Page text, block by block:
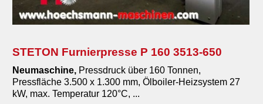
STETON Furnierpresse P 160 3513-650
Neumaschine, Pressdruck über 160 Tonnen,
Pressfläche 3.500 x 1.300 mm, Ölboiler-Heizsystem 27
kW, max. Temperatur 120°C, ...